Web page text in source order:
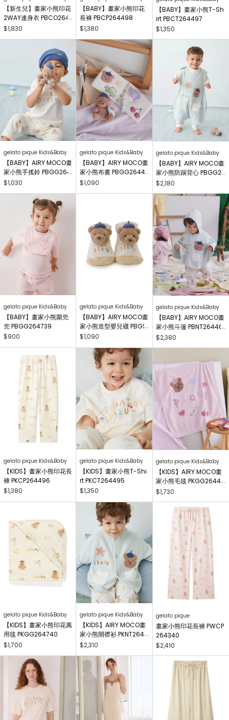
【新生兒】畫家小熊印花
2WAY連身衣 PBCO264
738
$1,830
【BABY】畫家小熊印花
長褲 PBCP264498
$1,380
【BABY】畫家小熊T-Sh
irt PBCT264497
$1,350
gelato pique Kids&Baby
【BABY】AIRY MOCO畫
家小熊手搖鈴 PBGG264
414
$1,030
gelato pique Kids&Baby
【BABY】AIRY MOCO畫
家小熊布書 PBGG26441
8
$1,090
gelato pique Kids&Baby
【BABY】AIRY MOCO畫
家小熊防踢背心 PBGG2
64465
$2,180
gelato pique Kids&Baby
【BABY】畫家小熊圍兜
兜 PBGG264739
$900
gelato pique Kids&Baby
【BABY】AIRY MOCO畫
家小熊造型嬰兒襪 PBGS
264415
$1,090
gelato pique Kids&Baby
【BABY】AIRY MOCO畫
家小熊斗篷 PBNT26446
4
$2,380
gelato pique Kids&Baby
【KIDS】畫家小熊印花長
褲 PKCP264496
$1,380
gelato pique Kids&Baby
【KIDS】畫家小熊T-Shi
rt PKCT264495
$1,350
gelato pique Kids&Baby
【KIDS】AIRY MOCO畫
家小熊毛毯 PKGG26441
7
$1,730
gelato pique Kids&Baby
【KIDS】畫家小熊印花萬
用毯 PKGG264740
$1,700
gelato pique Kids&Baby
【KIDS】AIRY MOCO畫
家小熊開襟衫 PKNT2644
63
$2,310
gelato pique
畫家小熊印花長褲 PWCP
264340
$2,410